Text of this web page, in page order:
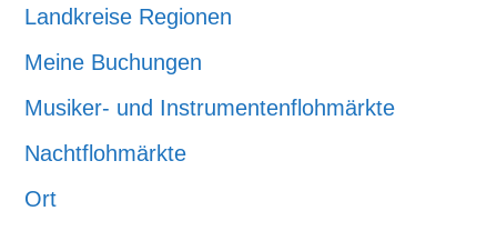
Landkreise Regionen
Meine Buchungen
Musiker- und Instrumentenflohmärkte
Nachtflohmärkte
Ort